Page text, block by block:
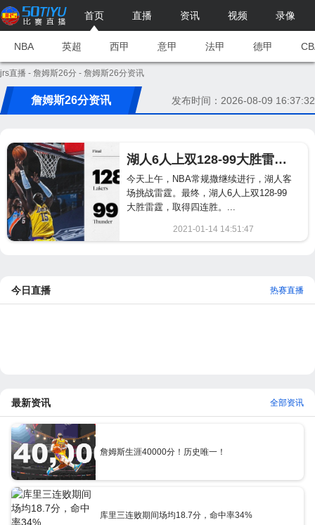
首页 直播 资讯 视频 录像
NBA 英超 西甲 意甲 法甲 德甲
jrs直播 - 詹姆斯26分 - 詹姆斯26分资讯
詹姆斯26分资讯 发布时间：2026-08-09 16:37:32
湖人6人上双128-99大胜雷霆 詹姆斯26分浓眉18+7
今天上午，NBA常规撒继续进行，湖人客
场挑战雷霆。最终，湖人6人上双128-99
大胜雷霆，取得四连胜。...
2021-01-14 14:51:47
1403
今日直播 热赛直播
最新资讯 全部资讯
詹姆斯生涯40000分！历史唯一！
库里三连败期间场均18.7分，命中率34%